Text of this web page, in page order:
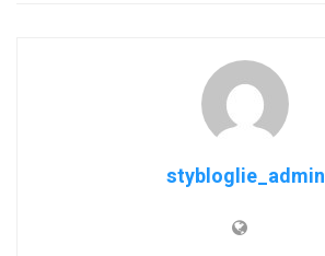
stybloglie_admin